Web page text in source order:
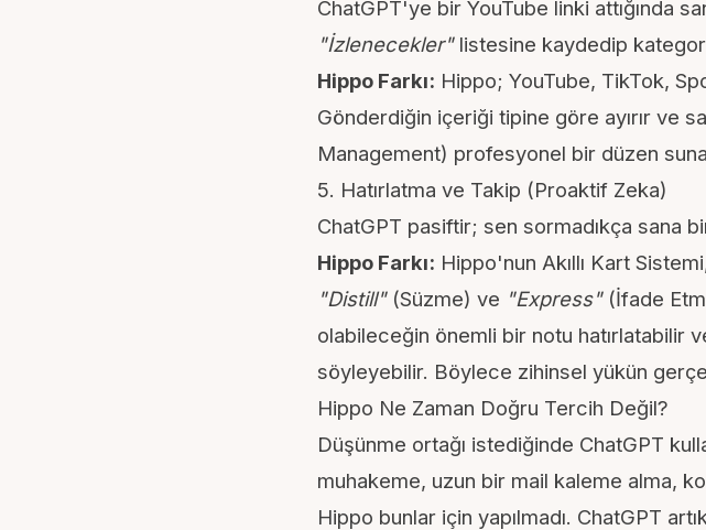
ChatGPT'ye bir YouTube linki attığında
"İzlenecekler"listesine kaydedip
Hippo Farkı: Hippo; YouTube, TikTok,
Gönderdiğin içeriği tipine göre ayırır ve
Management) profesyonel bir düzen
5. Hatırlatma ve Takip (Proaktif Zeka)
ChatGPT pasiftir; sen sormadıkça sana
Hippo Farkı: Hippo'nun Akıllı Kart
"Distill"(Süzme) ve "Express"(İfade
olabileceğin önemli bir notu hatırlatabilir
söyleyebilir. Böylece zihinsel yükün
Hippo Ne Zaman Doğru Tercih Değil?
Düşünme ortağı istediğinde ChatGPT
muhakeme, uzun bir mail kaleme alma,
Hippo bunlar için yapılmadı. ChatGPT